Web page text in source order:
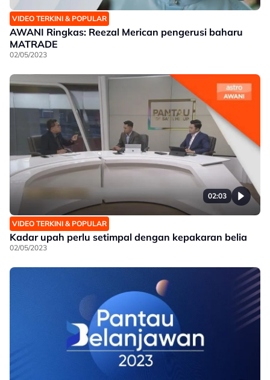
VIDEO TERKINI & POPULAR
AWANI Ringkas: Reezal Merican pengerusi baharu
MATRADE
02/05/2023
02:03
VIDEO TERKINI & POPULAR
Kadar upah perlu setimpal dengan kepakaran belia
02/05/2023